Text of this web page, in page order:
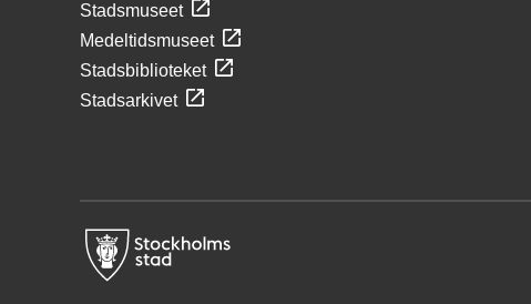
Stadsmuseet
Medeltidsmuseet
Stadsbiblioteket
Stadsarkivet